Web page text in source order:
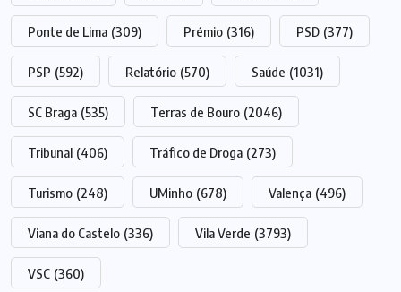
Ponte de Lima (309) Prémio (316) PSD (377)
PSP (592) Relatório (570) Saúde (1031)
SC Braga (535) Terras de Bouro (2046)
Tribunal (406) Tráfico de Droga (273)
Turismo (248) UMinho (678) Valença (496)
Viana do Castelo (336) Vila Verde (3793)
VSC (360)